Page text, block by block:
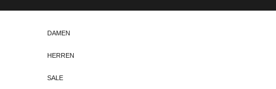
DAMEN
HERREN
SALE